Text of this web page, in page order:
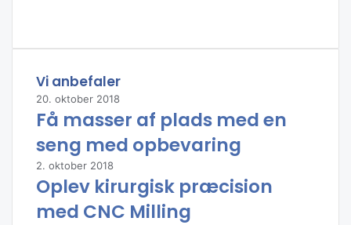
Vi anbefaler
20. oktober 2018
Få masser af plads med en
seng med opbevaring
2. oktober 2018
Oplev kirurgisk præcision
med CNC Milling